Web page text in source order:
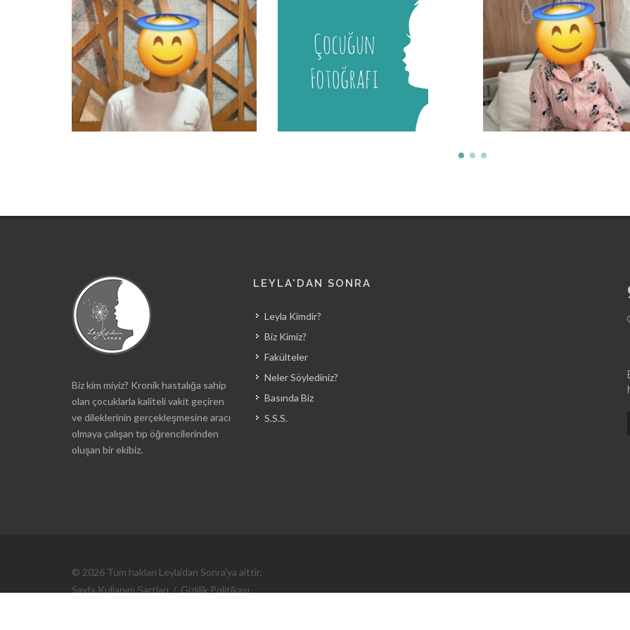
Kemal Ulaş
Pamukkale Tıp Fakültesi
Melis
İstanbul Tıp Fakültesi
Mira
İstanbul Tıp Fakültesi
Biz kim miyiz? Kronik hastalığa sahip
olan çocuklarla kaliteli vakit geçiren
ve dileklerinin gerçekleşmesine aracı
olmaya çalışan tıp öğrencilerinden
oluşan bir ekibiz.
LEYLA'DAN SONRA
Leyla Kimdir?
Biz Kimiz?
Fakülteler
Neler Söylediniz?
Basında Biz
S.S.S.
© 2026 Tüm hakları Leyla'dan Sonra'ya aittir.
Sayfa Kullanım Şartları/Gizlilik Politikası